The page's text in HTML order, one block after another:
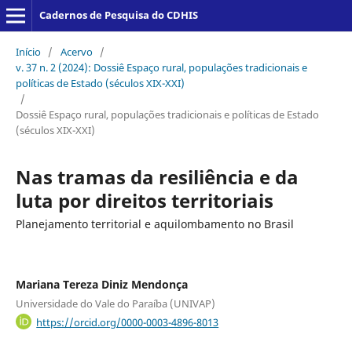
Cadernos de Pesquisa do CDHIS
Início / Acervo /
v. 37 n. 2 (2024): Dossiê Espaço rural, populações tradicionais e
políticas de Estado (séculos XIX-XXI)
/
Dossiê Espaço rural, populações tradicionais e políticas de Estado
(séculos XIX-XXI)
Nas tramas da resiliência e da
luta por direitos territoriais
Planejamento territorial e aquilombamento no Brasil
Mariana Tereza Diniz Mendonça
Universidade do Vale do Paraíba (UNIVAP)
https://orcid.org/0000-0003-4896-8013